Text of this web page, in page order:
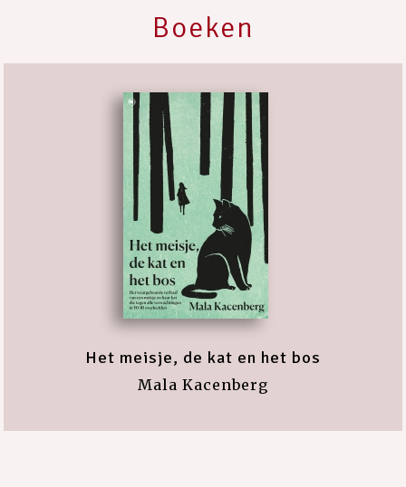
Boeken
Het meisje, de kat en het bos
Mala Kacenberg